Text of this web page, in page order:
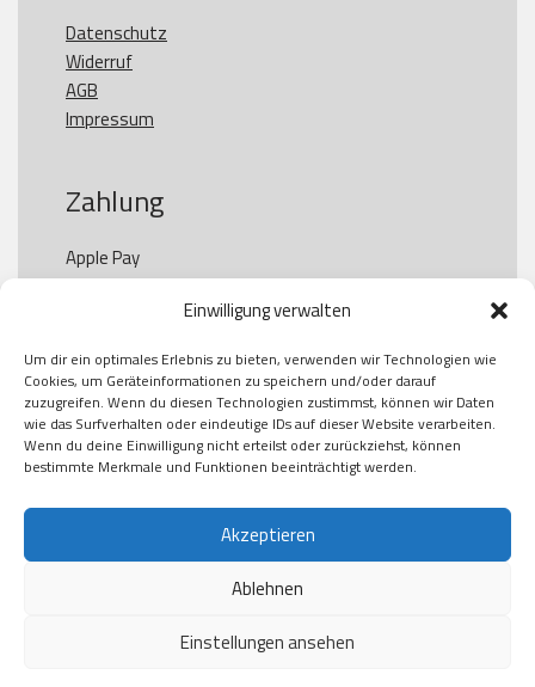
Einwilligung verwalten
Um dir ein optimales Erlebnis zu bieten, verwenden wir Technologien wie
Cookies, um Geräteinformationen zu speichern und/oder darauf
zuzugreifen. Wenn du diesen Technologien zustimmst, können wir Daten
wie das Surfverhalten oder eindeutige IDs auf dieser Website verarbeiten.
Wenn du deine Einwilligung nicht erteilst oder zurückziehst, können
bestimmte Merkmale und Funktionen beeinträchtigt werden.
Akzeptieren
Ablehnen
Einstellungen ansehen
Datenschutz
Widerruf
AGB
Impressum
Zahlung
Apple Pay
Paypal
Kauf auf Rechung
Klarna
American Express